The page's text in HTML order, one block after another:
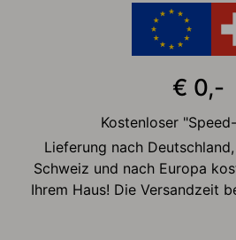
€ 0,-
Kostenloser
Lieferung nach
Schweiz und nach Europa
Ihrem Haus! Die Versandzeit